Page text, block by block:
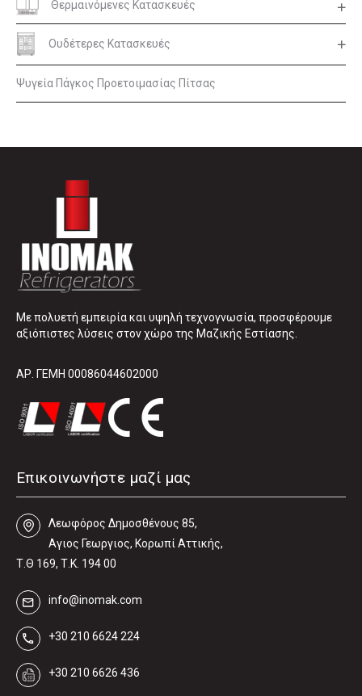
Θερμαινόμενες Κατασκευές
Ουδέτερες Κατασκευές
Ψυγεία Πάγκος Προετοιμασίας Πίτσας
Με πολυετή εμπειρία και υψηλή τεχνογνωσία, προσφέρουμε
αξιόπιστες λύσεις στον χώρο της Μαζικής Εστίασης.
ΑΡ. ΓΕΜΗ 00086044602000
Επικοινωνήστε μαζί μας
Λεωφόρος Δηµοσθένους 85,
Αγιος Γεωργιος, Κορωπί Αττικής,
Τ.Θ 169, Τ.Κ. 194 00
info@inomak.com
+30 210 6624 224
+30 210 6626 436